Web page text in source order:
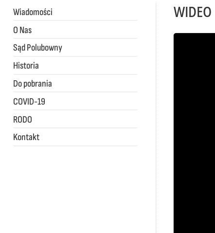
Wiadomości
O Nas
Sąd Polubowny
Historia
Do pobrania
COVID-19
RODO
Kontakt
WIDEO